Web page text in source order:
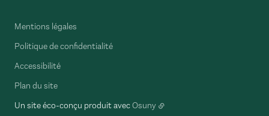
Mentions légales
Politique de confidentialité
Accessibilité
Plan du site
Un site éco-conçu produit avecOsuny